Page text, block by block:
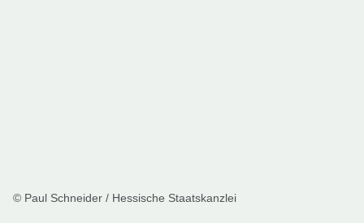
© Paul Schneider / Hessische Staatskanzlei